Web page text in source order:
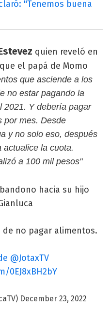
"Tenemos buena
quien reveló en
el papá de Momo
que asciende a los
no estar pagando la
2021. Y debería pagar
por mes. Desde
y no solo eso, después
actualice la cuota.
a 100 mil pesos"
hacia su hijo
de no pagar alimentos.
@JotaxTV
0EJ8xBH2bY
December 23, 2022